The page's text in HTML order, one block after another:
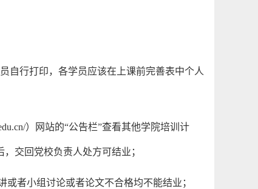
自行打印，各学员应该在上课前完善表中个人
）网站的“公告栏”查看其他学院培训计
交回党校负责人处方可结业；
或者小组讨论或者论文不合格均不能结业；